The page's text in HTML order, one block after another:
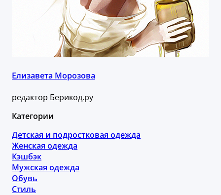
Елизавета Морозова
редактор Берикод.ру
Категории
Детская и подростковая одежда
Женская одежда
Кэшбэк
Мужская одежда
Обувь
Стиль